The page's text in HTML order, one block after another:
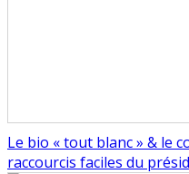
Le bio « tout blanc » & le
raccourcis faciles du